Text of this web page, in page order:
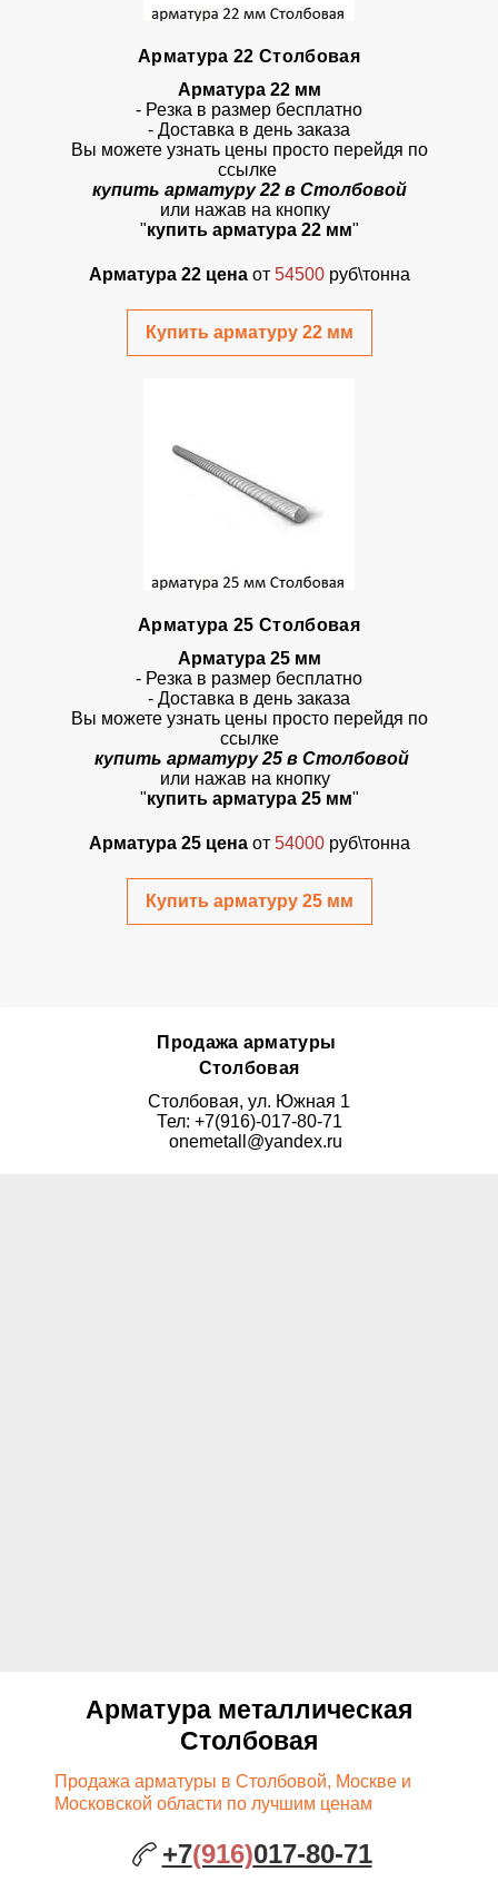
Арматура 22 Столбовая
Арматура 22 мм
- Резка в размер бесплатно
- Доставка в день заказа
Вы можете узнать цены просто перейдя по
ссылке
купить арматуру 22 в Столбовой
или нажав на кнопку
"купить арматура 22 мм"
Арматура 22 цена от 54500 руб\тонна
Купить арматуру 22 мм
Арматура 25 Столбовая
Арматура 25 мм
- Резка в размер бесплатно
- Доставка в день заказа
Вы можете узнать цены просто перейдя по
ссылке
купить арматуру 25 в Столбовой
или нажав на кнопку
"купить арматура 25 мм"
Арматура 25 цена от 54000 руб\тонна
Купить арматуру 25 мм
Продажа арматуры
Столбовая
Столбовая, ул. Южная 1
Тел: +7(916)-017-80-71
onemetall@yandex.ru
Арматура металлическая
Столбовая
Продажа арматуры в Столбовой, Москве и
Московской области по лучшим ценам
+7(916)017-80-71